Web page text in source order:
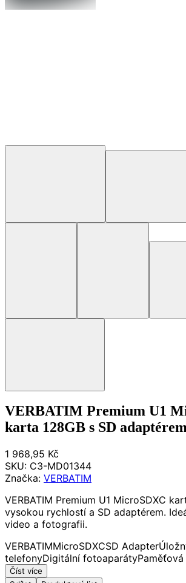
VERBATIM Premium U1
karta 128GB s SD
1 968,95 Kč
SKU: C3-MD01344
Značka: VERBATIM
VERBATIM Premium U1 MicroSDXC
vysokou rychlostí a SD adaptérem.
video a fotografii.
VERBATIMMicroSDXCSD Adapter
telefonyDigitální fotoaparáty
Číst více